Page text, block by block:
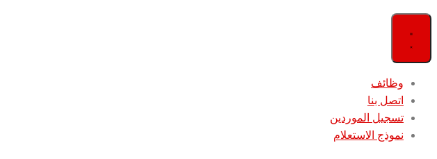
وظائف
اتصل بنا
تسجيل الموردين
نموذج الاستعلام